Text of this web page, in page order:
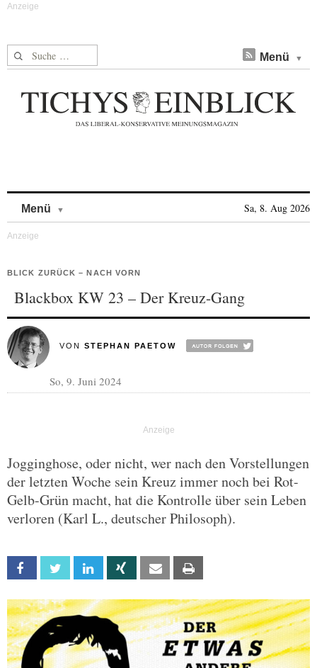
Suche nach: Menü
Menü Sa, 8. Aug 2026
BLICK ZURÜCK – NACH VORN
Blackbox KW 23 – Der Kreuz-Gang
VON STEPHAN PAETOW
So, 9. Juni 2024
Jogginghose, oder nicht, wer nach den Vorstellungen
der letzten Woche sein Kreuz immer noch bei Rot-
Gelb-Grün macht, hat die Kontrolle über sein Leben
verloren (Karl L., deutscher Philosoph).
Facebook Twitter Linkedin Xing Email